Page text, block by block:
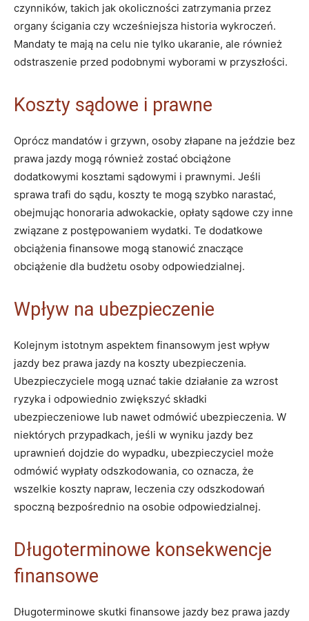
czynników, takich jak okoliczności zatrzymania przez
organy ścigania czy wcześniejsza historia wykroczeń.
Mandaty te mają na celu nie tylko ukaranie, ale również
odstraszenie przed podobnymi wyborami w przyszłości.
Koszty sądowe i prawne
Oprócz mandatów i grzywn, osoby złapane na jeździe bez
prawa jazdy mogą również zostać obciążone
dodatkowymi kosztami sądowymi i prawnymi. Jeśli
sprawa trafi do sądu, koszty te mogą szybko narastać,
obejmując honoraria adwokackie, opłaty sądowe czy inne
związane z postępowaniem wydatki. Te dodatkowe
obciążenia finansowe mogą stanowić znaczące
obciążenie dla budżetu osoby odpowiedzialnej.
Wpływ na ubezpieczenie
Kolejnym istotnym aspektem finansowym jest wpływ
jazdy bez prawa jazdy na koszty ubezpieczenia.
Ubezpieczyciele mogą uznać takie działanie za wzrost
ryzyka i odpowiednio zwiększyć składki
ubezpieczeniowe lub nawet odmówić ubezpieczenia. W
niektórych przypadkach, jeśli w wyniku jazdy bez
uprawnień dojdzie do wypadku, ubezpieczyciel może
odmówić wypłaty odszkodowania, co oznacza, że
wszelkie koszty napraw, leczenia czy odszkodowań
spoczną bezpośrednio na osobie odpowiedzialnej.
Długoterminowe konsekwencje
finansowe
Długoterminowe skutki finansowe jazdy bez prawa jazdy